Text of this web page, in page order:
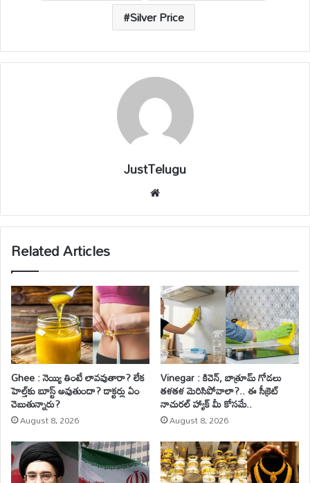
Silver Price
JustTelugu
bsi
te
Related Articles
Ghee : నెయ్యి తింటే లావవుతారా? లేక
హెల్త్‌కు బూస్ట్ అవుతుందా? డాక్టర్లు ఏం
చెబుతున్నారు?
August 8, 2026
Vinegar : కిచెన్, బాత్రూమ్ గోడలు
తళతళ మెరిసిపోవాలా?.. ఈ సీక్రెట్
నాచురల్ హ్యాక్ మీ కోసమే..
August 8, 2026